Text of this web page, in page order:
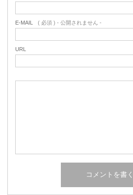
E-MAIL ( 必須 ) - 公開されません -
URL